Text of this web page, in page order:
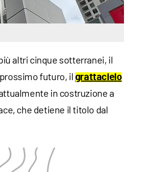
altri cinque sotterranei, il
futuro, il grattacielo
in costruzione a
che detiene il titolo dal